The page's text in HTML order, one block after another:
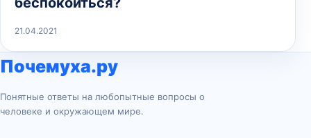
21.04.2021
Почемуха.ру
Понятные ответы на любопытные вопросы о
человеке и окружающем мире.